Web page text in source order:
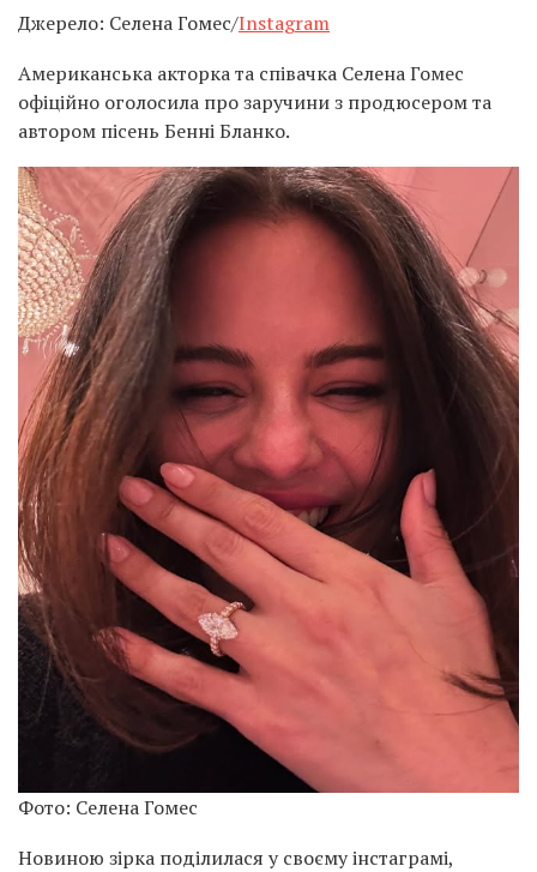
Джерело: Селена Гомес/Instagram
Американська акторка та співачка Селена Гомес
офіційно оголосила про заручини з продюсером та
автором пісень Бенні Бланко.
Фото: Селена Гомес
Новиною зірка поділилася у своєму інстаграмі,